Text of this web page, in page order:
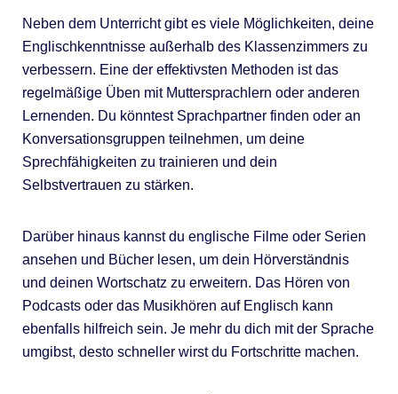
Neben dem Unterricht gibt es viele Möglichkeiten, deine
Englischkenntnisse außerhalb des Klassenzimmers zu
verbessern. Eine der effektivsten Methoden ist das
regelmäßige Üben mit Muttersprachlern oder anderen
Lernenden. Du könntest Sprachpartner finden oder an
Konversationsgruppen teilnehmen, um deine
Sprechfähigkeiten zu trainieren und dein
Selbstvertrauen zu stärken.
Darüber hinaus kannst du englische Filme oder Serien
ansehen und Bücher lesen, um dein Hörverständnis
und deinen Wortschatz zu erweitern. Das Hören von
Podcasts oder das Musikhören auf Englisch kann
ebenfalls hilfreich sein. Je mehr du dich mit der Sprache
umgibst, desto schneller wirst du Fortschritte machen.